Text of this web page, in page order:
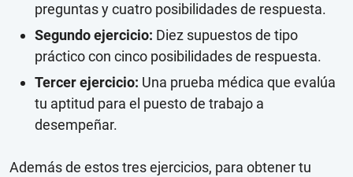
preguntas y cuatro posibilidades de respuesta.
Segundo ejercicio: Diez supuestos de tipo
práctico con cinco posibilidades de respuesta.
Tercer ejercicio: Una prueba médica que evalúa
tu aptitud para el puesto de trabajo a
desempeñar.
Además de estos tres ejercicios, para obtener tu